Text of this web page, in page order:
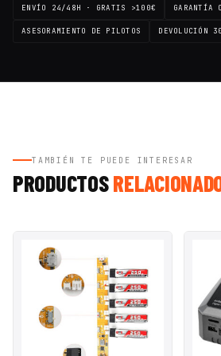
ENVÍO 24/48H · GRATIS >100€ GARANTÍA
ASESORAMIENTO DE PILOTOS DEVOLUCIÓN
TAMBIÉN TE PUEDE INTERESAR
PRODUCTOS